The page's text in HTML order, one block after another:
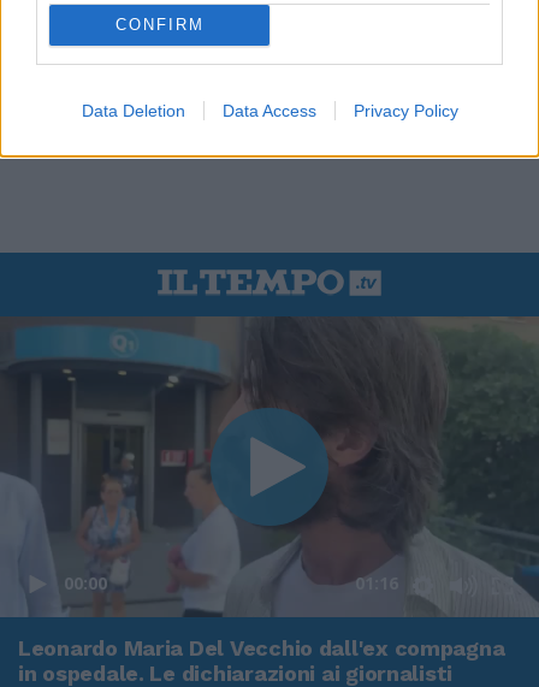
CONFIRM
Data Deletion Data Access Privacy Policy
00:00 01:16
Leonardo Maria Del Vecchio dall'ex compagna
in ospedale. Le dichiarazioni ai giornalisti